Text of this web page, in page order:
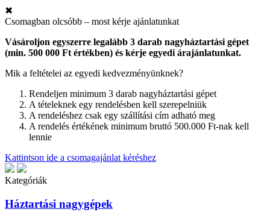
✖
Csomagban olcsóbb – most kérje ajánlatunkat
Vásároljon egyszerre legalább 3 darab nagyháztartási gépet
(min. 500 000 Ft értékben) és kérje egyedi árajánlatunkat.
Mik a feltételei az egyedi kedvezményünknek?
Rendeljen minimum 3 darab nagyháztartási gépet
A tételeknek egy rendelésben kell szerepelniük
A rendeléshez csak egy szállítási cím adható meg
A rendelés értékének minimum bruttó 500.000 Ft-nak kell
lennie
Kattintson ide a csomagajánlat kéréshez
Kategóriák
Háztartási nagygépek